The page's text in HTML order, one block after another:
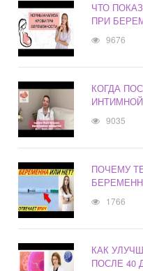
ЧТО
ПРИ
9676
КОГДА
9035
ПОЧЕМУ
1766
КАК
ПОСЛЕ 40